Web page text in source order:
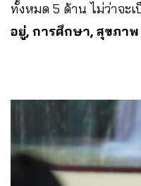
ทั้งหมด 5 ด้าน ไม่ว่าจะเ
อยู่, การศึกษา, สุขภาพ